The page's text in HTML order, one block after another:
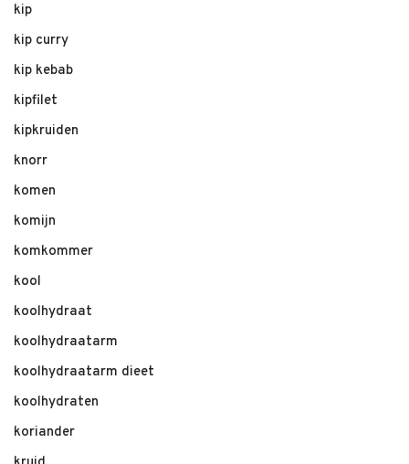
kip
kip curry
kip kebab
kipfilet
kipkruiden
knorr
komen
komijn
komkommer
kool
koolhydraat
koolhydraatarm
koolhydraatarm dieet
koolhydraten
koriander